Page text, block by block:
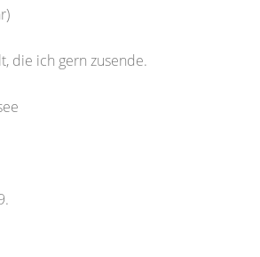
die ich gern zusende.